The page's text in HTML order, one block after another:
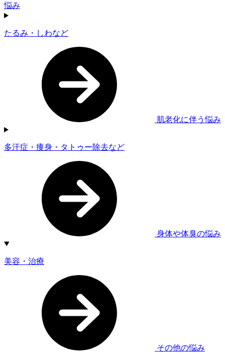
悩み
たるみ・しわなど
肌老化に伴う悩み
多汗症・痩身・タトゥー除去など
身体や体臭の悩み
美容・治療
その他の悩み